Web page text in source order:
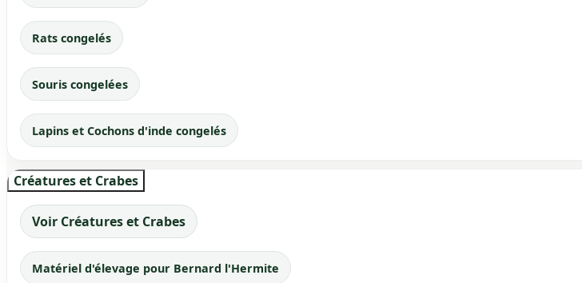
Rats congelés
Souris congelées
Lapins et Cochons d'inde congelés
Créatures et Crabes
Voir Créatures et Crabes
Matériel d'élevage pour Bernard l'Hermite